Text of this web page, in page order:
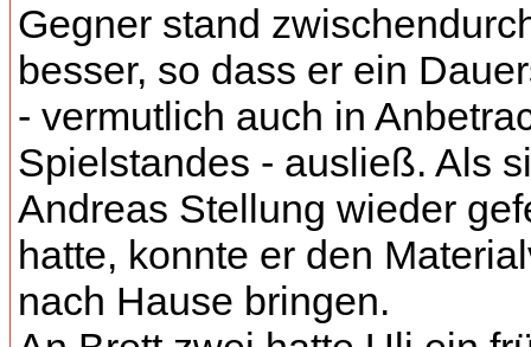
Gegner stand
besser, so dass er ein
- vermutlich auch in
Spielstandes - ausließ. Als
Andreas Stellung wieder
hatte, konnte er den
nach Hause bringen.